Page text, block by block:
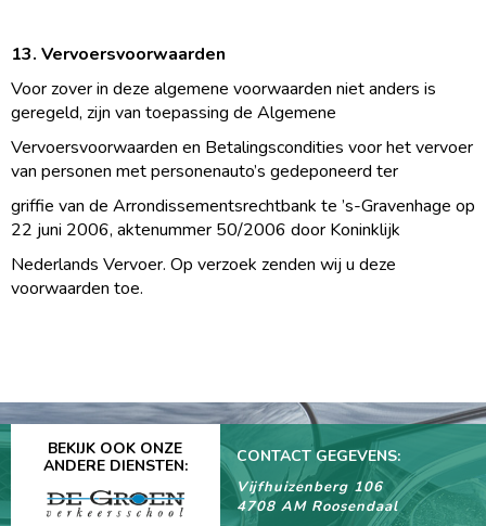
13. Vervoersvoorwaarden
Voor zover in deze algemene voorwaarden niet anders is
geregeld, zijn van toepassing de Algemene
Vervoersvoorwaarden en Betalingscondities voor het vervoer
van personen met personenauto’s gedeponeerd ter
griffie van de Arrondissementsrechtbank te ’s-Gravenhage op
22 juni 2006, aktenummer 50/2006 door Koninklijk
Nederlands Vervoer. Op verzoek zenden wij u deze
voorwaarden toe.
CONTACT GEGEVENS:
Vijfhuizenberg 106
4708 AM Roosendaal
BEKIJK OOK ONZE
ANDERE DIENSTEN: